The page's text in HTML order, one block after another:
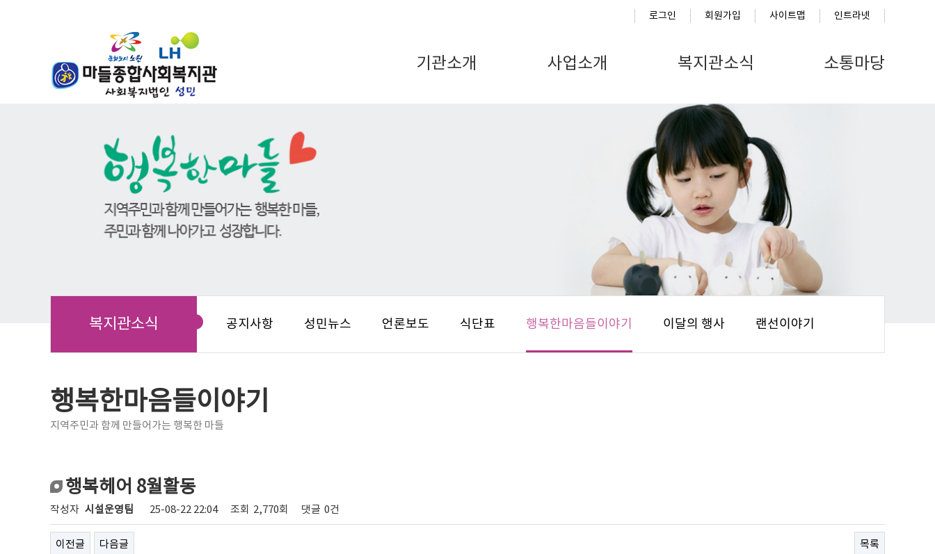
로그인 회원가입 사이트맵 인트라넷
기관소개 사업소개 복지관소식 소통마당
복지관소식 공지사항 성민뉴스 언론보도 식단표 행복한마음들이야기 이달의 행사 랜선이야기
행복한마음들이야기
지역주민과 함께 만들어가는 행복한 마들
행복헤어 8월활동
작성자 시설운영팀 25-08-22 22:04 조회 2,770회 댓글 0건
이전글 다음글 목록